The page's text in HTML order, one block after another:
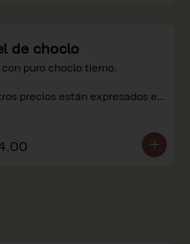
de choclo
puro choclo tierno.
precios están expresados en